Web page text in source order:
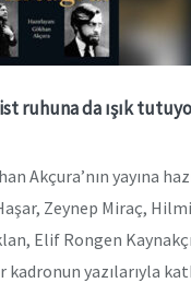
ruhuna da ışık
Akçura’nın yayına
Zeynep Miraç,
Elif Rongen
yazılarıyla